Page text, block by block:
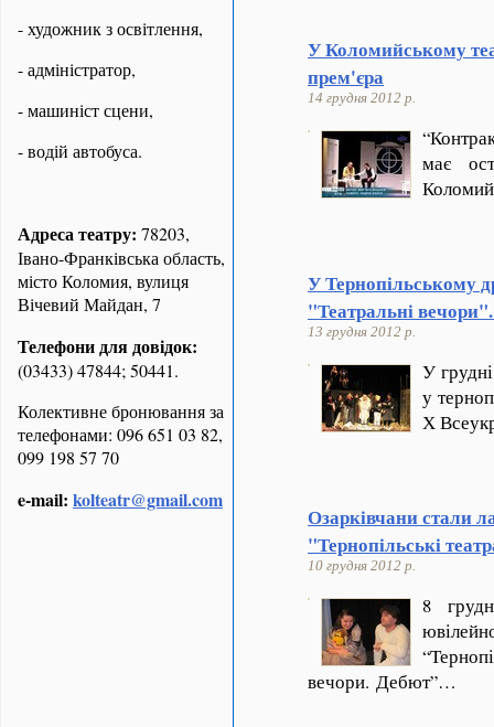
- художник з освітлення,
- адміністратор,
- машиніст сцени,
- водій автобуса.
Адреса театру: 78203,
Івано-Франківська область,
місто Коломия, вулиця
Вічевий Майдан, 7
Телефони для довідок:
(03433) 47844; 50441.
Колективне бронювання за
телефонами: 096 651 03 82,
099 198 57 70
e-mail: kolteatr@gmail.com
У Коломийському
прем'єра
14 грудня 2012 р.
“
має
У Тернопільському
"Театральні
13 грудня 2012 р.
У
у
Х
Озарківчани стали
"Тернопільські
10 грудня 2012 р.
8
вечори. Дебют”…